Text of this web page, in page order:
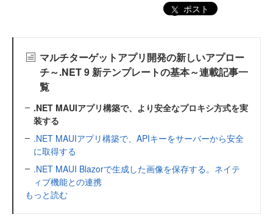
ポスト
マルチターゲットアプリ開発の新しいアプロー
チ～.NET 9 新テンプレートの基本～連載記事一
覧
.NET MAUIアプリ構築で、より安全なプロキシ方式を実
装する
.NET MAUIアプリ構築で、APIキーをサーバーから安全
に取得する
.NET MAUI Blazorで生成した画像を保存する。ネイテ
ィブ機能との連携
もっと読む